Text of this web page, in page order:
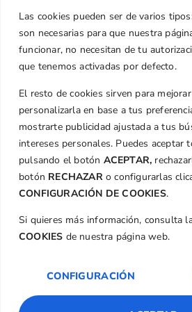
Las cookies pueden ser de varios
son necesarias para que nuestra
funcionar, no necesitan de tu
que tenemos activadas por defecto.
El resto de cookies sirven para
personalizarla en base a tus
mostrarte publicidad ajustada a tus
intereses personales. Puedes aceptar
pulsando el botón ACEPTAR,
botón RECHAZARo configurarlas
CONFIGURACIÓN DE COOKIES.
Si quieres más información, consulta
COOKIES de nuestra página web.
CONFIGURACIÓN
Teléfono
+34 961 367
Email
Aviso Legal
Política de
Normativa
Federación